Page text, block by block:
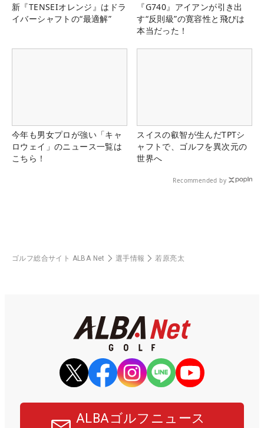
新『TENSEIオレンジ』はドラ
イバーシャフトの“最適解”
『G740』アイアンが引き出
す“反則級”の寛容性と飛びは
本当だった！
今年も男女プロが強い「キャ
ロウェイ」のニュース一覧は
こちら！
スイスの叡智が生んだTPTシ
ャフトで、ゴルフを異次元の
世界へ
Recommended by
ゴルフ総合サイト ALBA Net 選手情報 若原亮太
ALBAゴルフニュース